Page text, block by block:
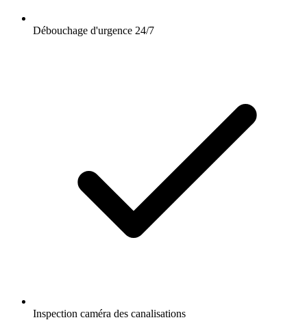
Débouchage d'urgence 24/7
Inspection caméra des canalisations